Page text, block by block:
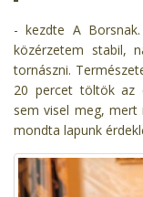
- kezdte A
közérzetem stabil,
tornászni.
20 percet töltök az
sem visel meg,
mondta lapunk